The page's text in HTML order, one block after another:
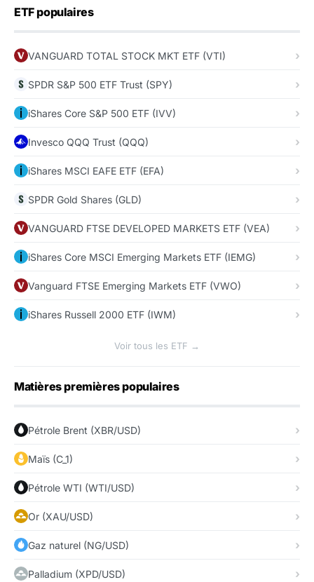
ETF populaires
VANGUARD TOTAL STOCK MKT ETF (VTI)
SPDR S&P 500 ETF Trust (SPY)
iShares Core S&P 500 ETF (IVV)
Invesco QQQ Trust (QQQ)
iShares MSCI EAFE ETF (EFA)
SPDR Gold Shares (GLD)
VANGUARD FTSE DEVELOPED MARKETS ETF (VEA)
iShares Core MSCI Emerging Markets ETF (IEMG)
Vanguard FTSE Emerging Markets ETF (VWO)
iShares Russell 2000 ETF (IWM)
Voir tous les ETF →
Matières premières populaires
Pétrole Brent (XBR/USD)
Maïs (C_1)
Pétrole WTI (WTI/USD)
Or (XAU/USD)
Gaz naturel (NG/USD)
Palladium (XPD/USD)